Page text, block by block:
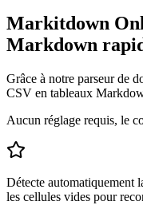
Markitdown
Markdown
Grâce à notre parseur de
CSV en tableaux
Aucun réglage requis, le
Détecte automatiquement
les cellules vides pour